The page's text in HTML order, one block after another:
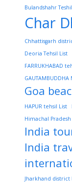
Bulandshahr
Char
Chhattisgarh
Deoria Tehsil List
FARRUKHABAD
GAUTAMBUDDHA
Goa
HAPUR tehsil List
Himachal
India
India
Jharkhand district